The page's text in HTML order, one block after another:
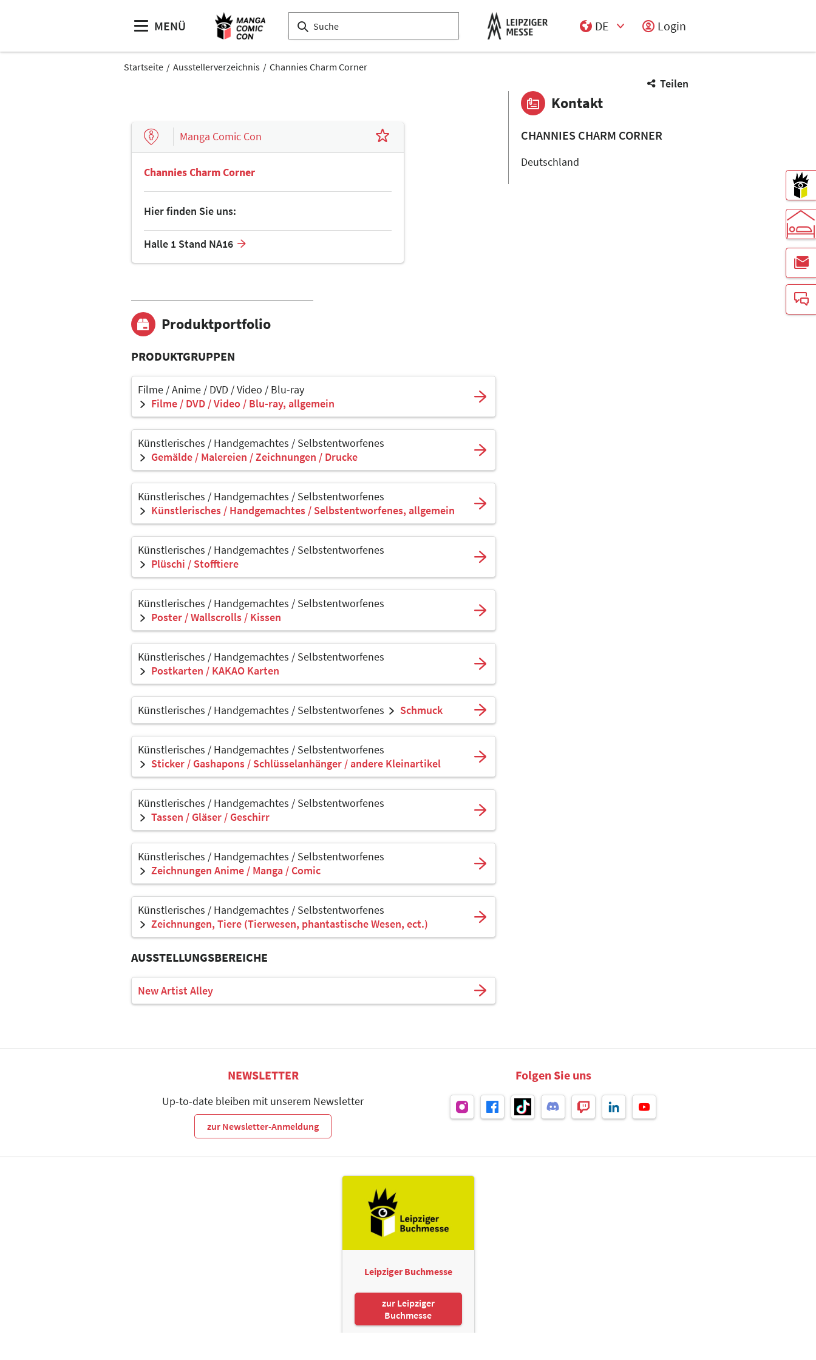
MENÜ
DE
Login
Startseite Ausstellerverzeichnis Channies Charm Corner
Teilen
Manga Comic Con
Channies Charm Corner
Hier finden Sie uns:
Halle 1 Stand NA16
Produktportfolio
PRODUKTGRUPPEN
Filme / Anime / DVD / Video / Blu-ray
Filme / DVD / Video / Blu-ray, allgemein
Künstlerisches / Handgemachtes / Selbstentworfenes
Gemälde / Malereien / Zeichnungen / Drucke
Künstlerisches / Handgemachtes / Selbstentworfenes
Künstlerisches / Handgemachtes / Selbstentworfenes, allgemein
Künstlerisches / Handgemachtes / Selbstentworfenes
Plüschi / Stofftiere
Künstlerisches / Handgemachtes / Selbstentworfenes
Poster / Wallscrolls / Kissen
Künstlerisches / Handgemachtes / Selbstentworfenes
Postkarten / KAKAO Karten
Künstlerisches / Handgemachtes / Selbstentworfenes Schmuck
Künstlerisches / Handgemachtes / Selbstentworfenes
Sticker / Gashapons / Schlüsselanhänger / andere Kleinartikel
Künstlerisches / Handgemachtes / Selbstentworfenes
Tassen / Gläser / Geschirr
Künstlerisches / Handgemachtes / Selbstentworfenes
Zeichnungen Anime / Manga / Comic
Künstlerisches / Handgemachtes / Selbstentworfenes
Zeichnungen, Tiere (Tierwesen, phantastische Wesen, ect.)
AUSSTELLUNGSBEREICHE
New Artist Alley
Kontakt
CHANNIES CHARM CORNER
Deutschland
NEWSLETTER
Up-to-date bleiben mit unserem Newsletter
zur Newsletter-Anmeldung
Folgen Sie uns
Leipziger Buchmesse
zur Leipziger
Buchmesse